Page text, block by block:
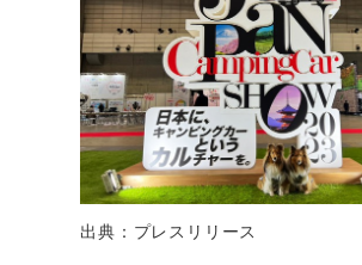
出典：プレスリリース